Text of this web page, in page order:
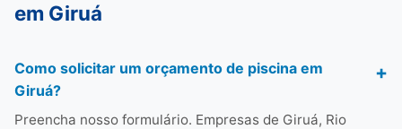
em Giruá
Como solicitar um orçamento de piscina em
Giruá?
Preencha nosso formulário. Empresas de Giruá, Rio